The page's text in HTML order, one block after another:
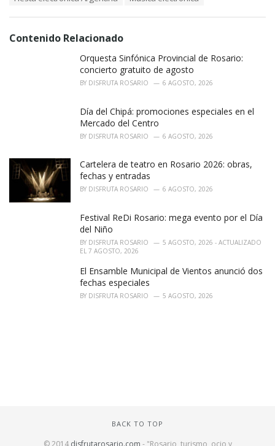
Contenido Relacionado
Orquesta Sinfónica Provincial de Rosario:
concierto gratuito de agosto
BY DISFRUTA ROSARIO 6 AGOSTO, 2026
Día del Chipá: promociones especiales en el
Mercado del Centro
BY DISFRUTA ROSARIO 6 AGOSTO, 2026
Cartelera de teatro en Rosario 2026: obras,
fechas y entradas
BY DISFRUTA ROSARIO 6 AGOSTO, 2026
Festival ReDi Rosario: mega evento por el Día
del Niño
BY DISFRUTA ROSARIO
5 AGOSTO, 2026 - ACTUALIZADO
EL 7 AGOSTO, 2026
El Ensamble Municipal de Vientos anunció dos
fechas especiales
BY DISFRUTA ROSARIO 5 AGOSTO, 2026
BACK TO TOP